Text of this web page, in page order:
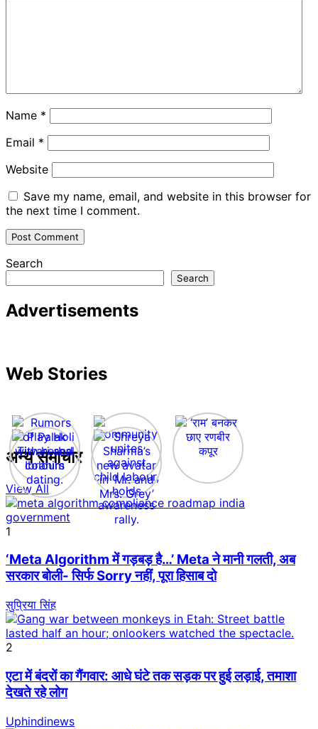
Name *
Email *
Website
Save my name, email, and website in this browser for
the next time I comment.
Search
Search
Advertisements
Web Stories
अन्य समाचार
View All
1
‘Meta Algorithm में गड़बड़ है…’ Meta ने मानी गलती, अब
सरकार बोली- सिर्फ Sorry नहीं, पूरा हिसाब दो
सुप्रिया सिंह
2
एटा में बंदरों का गैंगवार: आधे घंटे तक सड़क पर हुई लड़ाई, तमाशा
देखते रहे लोग
Uphindinews